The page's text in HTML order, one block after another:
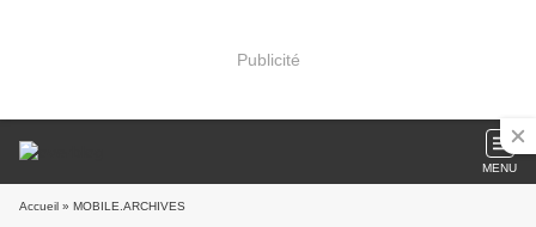
Publicité
MENU
Accueil » MOBILE.ARCHIVES